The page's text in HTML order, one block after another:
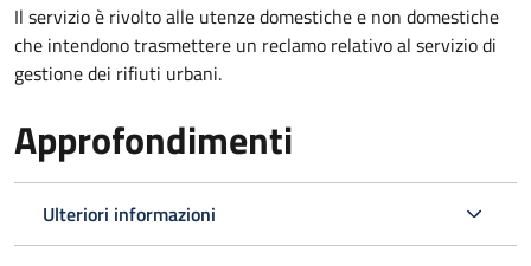
Il servizio è rivolto alle utenze domestiche e non domestiche
che intendono trasmettere un reclamo relativo al servizio di
gestione dei rifiuti urbani.
Approfondimenti
Ulteriori informazioni